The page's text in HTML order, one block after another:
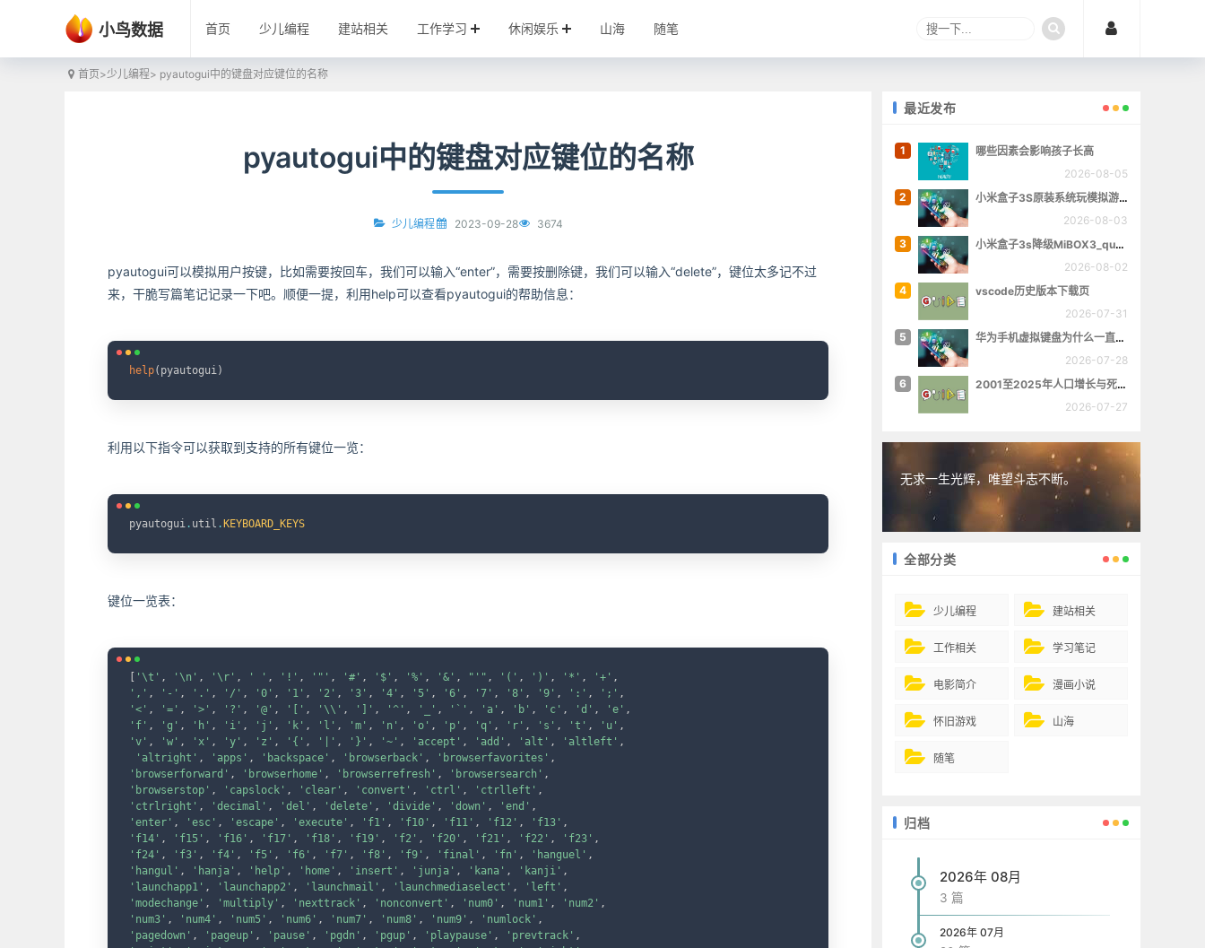
小鸟数据 首页 少儿编程 建站相关 工作学习 休闲娱乐 山海 随笔
首页>少儿编程> pyautogui中的键盘对应键位的名称
pyautogui中的键盘对应键位的名称
少儿编程 2023-09-28 3674
pyautogui可以模拟用户按键，比如需要按回车，我们可以输入“enter”，需要按删除键，我们可以输入“delete”，键位太多记不过
来，干脆写篇笔记记录一下吧。顺便一提，利用help可以查看pyautogui的帮助信息：
help( pyautogui)
利用以下指令可以获取到支持的所有键位一览：
pyautogui . util . KEYBOARD_KEYS
键位一览表：
'\t' , '\n' , '\r' , ' ' , '!' , '"' , '#' , '$' , '%' , '&' , "'" , '(' , ')' , '*' , '+' ,
',' , '-' , '.' , '/' , '0' , '1' , '2' , '3' , '4' , '5' , '6' , '7' , '8' , '9' , ':' , ';' ,
'<' , '=' , '>' , '?' , '@' , '[' , '\\' , ']' , '^' , '_' , '`' , 'a' , 'b' , 'c' , 'd' , 'e' ,
'f' , 'g' , 'h' , 'i' , 'j' , 'k' , 'l' , 'm' , 'n' , 'o' , 'p' , 'q' , 'r' , 's' , 't' , 'u' ,
'v' , 'w' , 'x' , 'y' , 'z' , '{' , '|' , '}' , '~' , 'accept' , 'add' , 'alt' , 'altleft' ,
'altright' , 'apps' , 'backspace' , 'browserback' , 'browserfavorites' ,
'browserforward' , 'browserhome' , 'browserrefresh' , 'browsersearch' ,
'browserstop' , 'capslock' , 'clear' , 'convert' , 'ctrl' , 'ctrlleft' ,
'ctrlright' , 'decimal' , 'del' , 'delete' , 'divide' , 'down' , 'end' ,
'enter' , 'esc' , 'escape' , 'execute' , 'f1' , 'f10' , 'f11' , 'f12' , 'f13' ,
'f14' , 'f15' , 'f16' , 'f17' , 'f18' , 'f19' , 'f2' , 'f20' , 'f21' , 'f22' , 'f23' ,
'f24' , 'f3' , 'f4' , 'f5' , 'f6' , 'f7' , 'f8' , 'f9' , 'final' , 'fn' , 'hanguel' ,
'hangul' , 'hanja' , 'help' , 'home' , 'insert' , 'junja' , 'kana' , 'kanji' ,
'launchapp1' , 'launchapp2' , 'launchmail' , 'launchmediaselect' , 'left' ,
'modechange' , 'multiply' , 'nexttrack' , 'nonconvert' , 'num0' , 'num1' , 'num2' ,
'num3' , 'num4' , 'num5' , 'num6' , 'num7' , 'num8' , 'num9' , 'numlock' ,
'pagedown' , 'pageup' , 'pause' , 'pgdn' , 'pgup' , 'playpause' , 'prevtrack' ,
最近发布
1
哪些因素会影响孩子长高
2026-08-05
2
小米盒子3S原装系统玩模拟游戏
2026-08-03
3
小米盒子3s降级MiBOX3_queenchristina_r145
2026-08-02
4
vscode历史版本下载页
2026-07-31
5
华为手机虚拟键盘为什么一直跳出来
2026-07-28
6
2001至2025年人口增长与死亡数量概览
2026-07-27
无求一生光辉，唯望斗志不断。
全部分类
少儿编程 建站相关
工作相关 学习笔记
电影简介 漫画小说
怀旧游戏 山海
随笔
归档
2026年 08月
3 篇
2026年 07月